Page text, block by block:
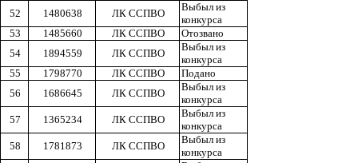
52
1480638 ЛК ССПВО
Выбыл из
конкурса
53
1485660 ЛК ССПВО
Отозвано
54
1894559 ЛК ССПВО
Выбыл из
конкурса
55
1798770 ЛК ССПВО
Подано
56
1686645 ЛК ССПВО
Выбыл из
конкурса
57
1365234 ЛК ССПВО
Выбыл из
конкурса
58
1781873 ЛК ССПВО
Выбыл из
конкурса